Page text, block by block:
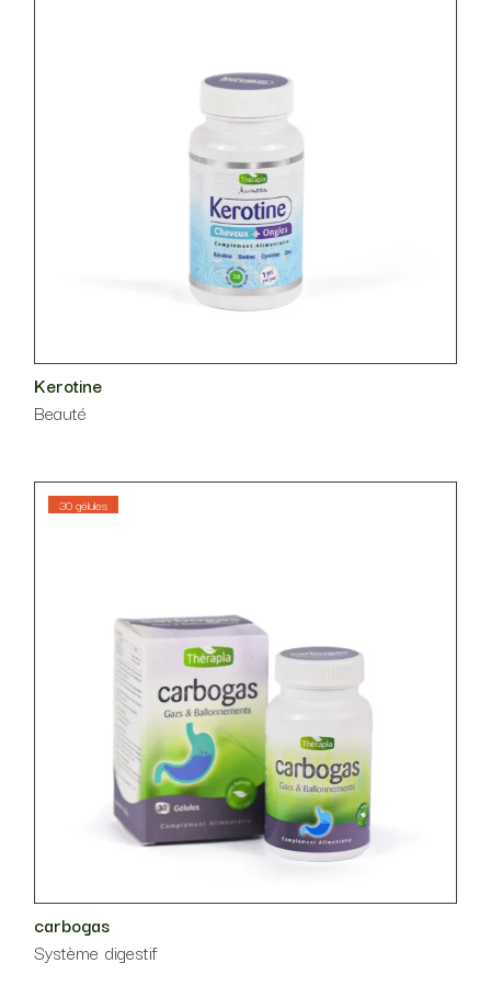
Kerotine
Beauté
30 gélules
carbogas
Système digestif